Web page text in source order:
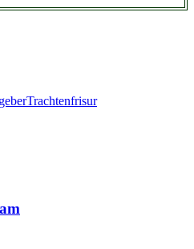
Trachtenfrisur